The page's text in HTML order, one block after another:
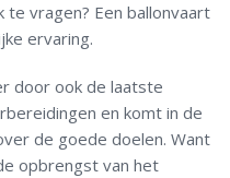
vragen? Een ballonvaart
ervaring.
door ook de laatste
en komt in de
de goede doelen. Want
opbrengst van het